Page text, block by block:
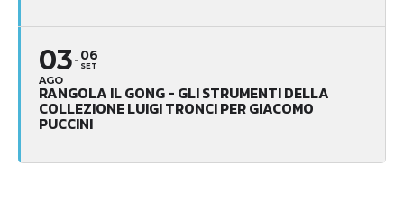
03
AGO
06
SET
RANGOLA IL GONG - GLI STRUMENTI DELLA
COLLEZIONE LUIGI TRONCI PER GIACOMO
PUCCINI